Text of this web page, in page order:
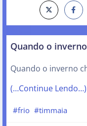
Quando o
Quando o inverno
(…Continue Lendo…)
#frio #timmaia